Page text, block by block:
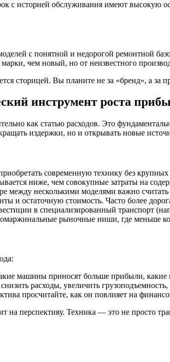
с историей обслуживания имеют высокую
с понятной и недорогой ремонтной
чем новый, но от неизвестного
сторицей. Вы планите не за «бренд», а за
инструмент роста
как статью расходов. Это
издержки, но и открывать новые
современную технику без
ниже, чем совокупные затраты на
между несколькими моделями важно
и остаточную стоимость. Часто более
в специализированный транспорт
рыночные ниши, где меньше
машины приносят больше прибыли,
расходы, увеличить
просчитайте, как он повлияет на
на перспективу. Техника — это не просто